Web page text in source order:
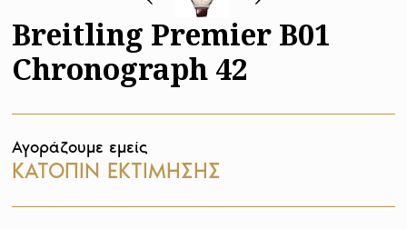
Breitling Premier B01
Chronograph 42
Αγοράζουμε εμείς
ΚΑΤΟΠΙΝ ΕΚΤΙΜΗΣΗΣ